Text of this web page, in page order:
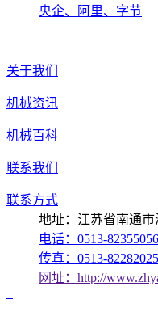
央企、阿里、字节
关于我们
机械资讯
机械百科
联系我们
联系方式
地址：江苏省南通
电话：0513-82355056
传真：0513-82282025
网址：http://